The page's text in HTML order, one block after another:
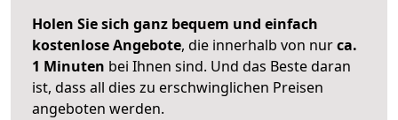
Holen Sie sich ganz bequem und einfach
kostenlose Angebote, die innerhalb von nurca.
1 Minuten bei Ihnen sind. Und das Beste daran
ist, dass all dies zu erschwinglichen Preisen
angeboten werden.